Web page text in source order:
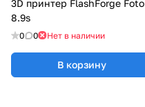
3D принтер FlashForge Foto
8.9s
0 0 Нет в наличии
В корзину